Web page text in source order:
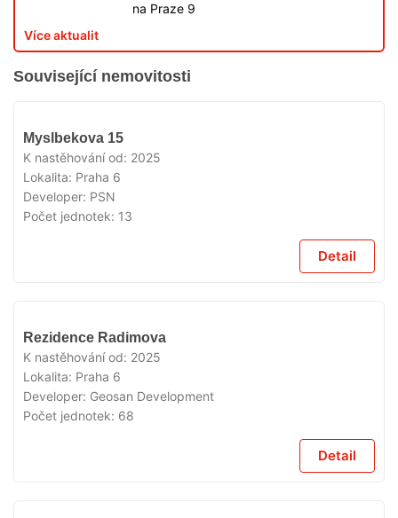
na Praze 9
Více aktualit
Související nemovitosti
Myslbekova 15
K nastěhování od: 2025
Lokalita: Praha 6
Developer: PSN
Počet jednotek: 13
Detail
Rezidence Radimova
K nastěhování od: 2025
Lokalita: Praha 6
Developer: Geosan Development
Počet jednotek: 68
Detail